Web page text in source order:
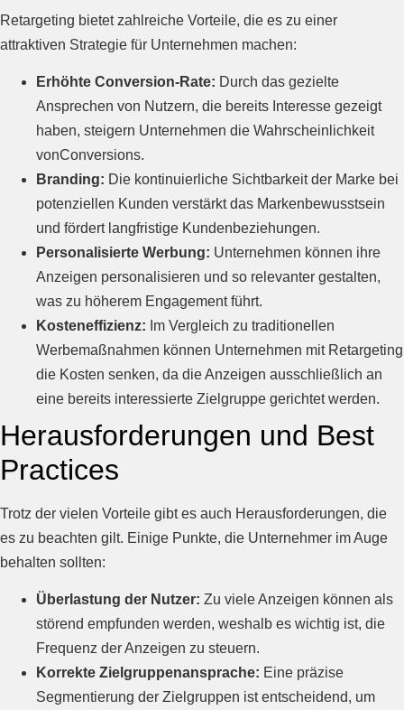
Retargeting bietet zahlreiche Vorteile, die es zu einer
attraktiven Strategie für Unternehmen machen:
Erhöhte Conversion-Rate: Durch das gezielte
Ansprechen von Nutzern, die bereits Interesse gezeigt
haben, steigern Unternehmen die Wahrscheinlichkeit
vonConversions.
Branding: Die kontinuierliche Sichtbarkeit der Marke bei
potenziellen Kunden verstärkt das Markenbewusstsein
und fördert langfristige Kundenbeziehungen.
Personalisierte Werbung: Unternehmen können ihre
Anzeigen personalisieren und so relevanter gestalten,
was zu höherem Engagement führt.
Kosteneffizienz: Im Vergleich zu traditionellen
Werbemaßnahmen können Unternehmen mit Retargeting
die Kosten senken, da die Anzeigen ausschließlich an
eine bereits interessierte Zielgruppe gerichtet werden.
Herausforderungen und Best
Practices
Trotz der vielen Vorteile gibt es auch Herausforderungen, die
es zu beachten gilt. Einige Punkte, die Unternehmer im Auge
behalten sollten:
Überlastung der Nutzer: Zu viele Anzeigen können als
störend empfunden werden, weshalb es wichtig ist, die
Frequenz der Anzeigen zu steuern.
Korrekte Zielgruppenansprache: Eine präzise
Segmentierung der Zielgruppen ist entscheidend, um